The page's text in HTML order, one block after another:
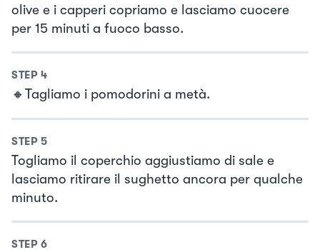
olive e i capperi copriamo e lasciamo cuocere
per 15 minuti a fuoco basso.
STEP 4
🔸Tagliamo i pomodorini a metà.
STEP 5
Togliamo il coperchio aggiustiamo di sale e
lasciamo ritirare il sughetto ancora per qualche
minuto.
STEP 6